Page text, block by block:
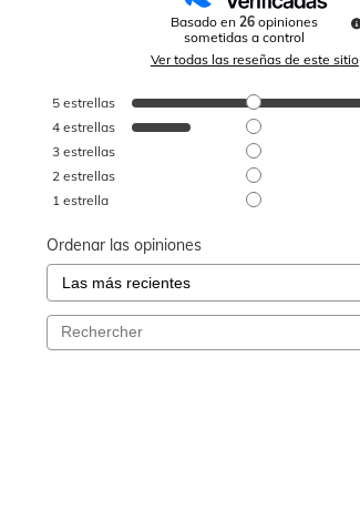
Basado en26 opiniones
sometidas a control
Ver todas las reseñas de este sitio
5 estrellas
4 estrellas
3 estrellas
2 estrellas
1 estrella
Ordenar las opiniones